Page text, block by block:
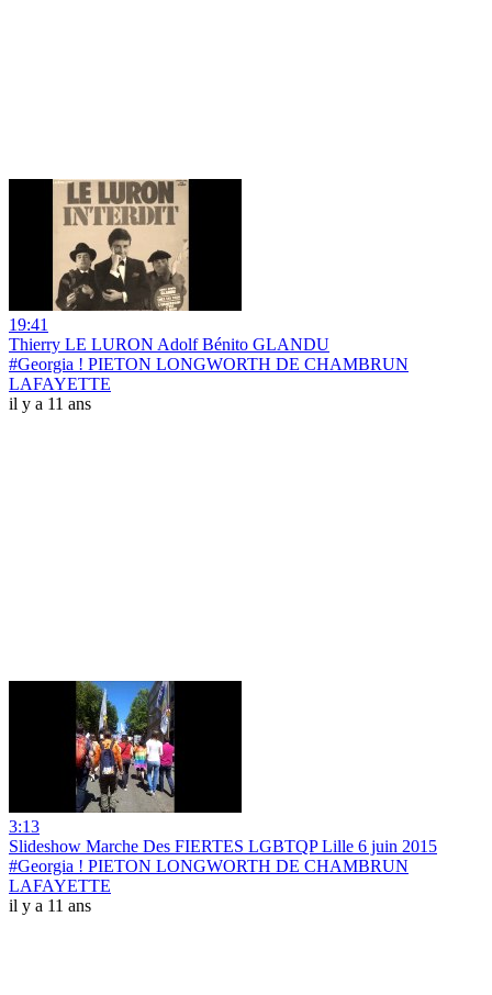
19:41
Thierry LE LURON Adolf Bénito GLANDU
#Georgia ! PIETON LONGWORTH DE CHAMBRUN
LAFAYETTE
il y a 11 ans
3:13
Slideshow Marche Des FIERTES LGBTQP Lille 6 juin 2015
#Georgia ! PIETON LONGWORTH DE CHAMBRUN
LAFAYETTE
il y a 11 ans